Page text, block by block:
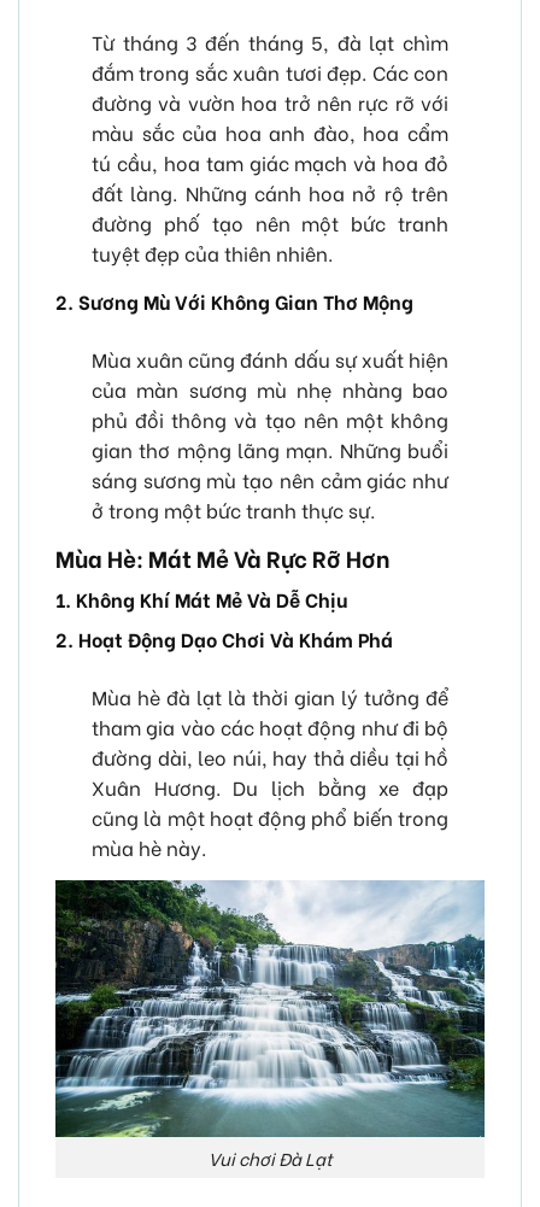
Từ tháng 3 đến tháng 5, đà lạt chìm
đắm trong sắc xuân tươi đẹp. Các con
đường và vườn hoa trở nên rực rỡ với
màu sắc của hoa anh đào, hoa cẩm
tú cầu, hoa tam giác mạch và hoa đỏ
đất làng. Những cánh hoa nở rộ trên
đường phố tạo nên một bức tranh
tuyệt đẹp của thiên nhiên.
2. Sương Mù Với Không Gian Thơ Mộng
Mùa xuân cũng đánh dấu sự xuất hiện
của màn sương mù nhẹ nhàng bao
phủ đồi thông và tạo nên một không
gian thơ mộng lãng mạn. Những buổi
sáng sương mù tạo nên cảm giác như
ở trong một bức tranh thực sự.
Mùa Hè: Mát Mẻ Và Rực Rỡ Hơn
1. Không Khí Mát Mẻ Và Dễ Chịu
2. Hoạt Động Dạo Chơi Và Khám Phá
Mùa hè đà lạt là thời gian lý tưởng để
tham gia vào các hoạt động như đi bộ
đường dài, leo núi, hay thả diều tại hồ
Xuân Hương. Du lịch bằng xe đạp
cũng là một hoạt động phổ biến trong
mùa hè này.
Vui chơi Đà Lạt